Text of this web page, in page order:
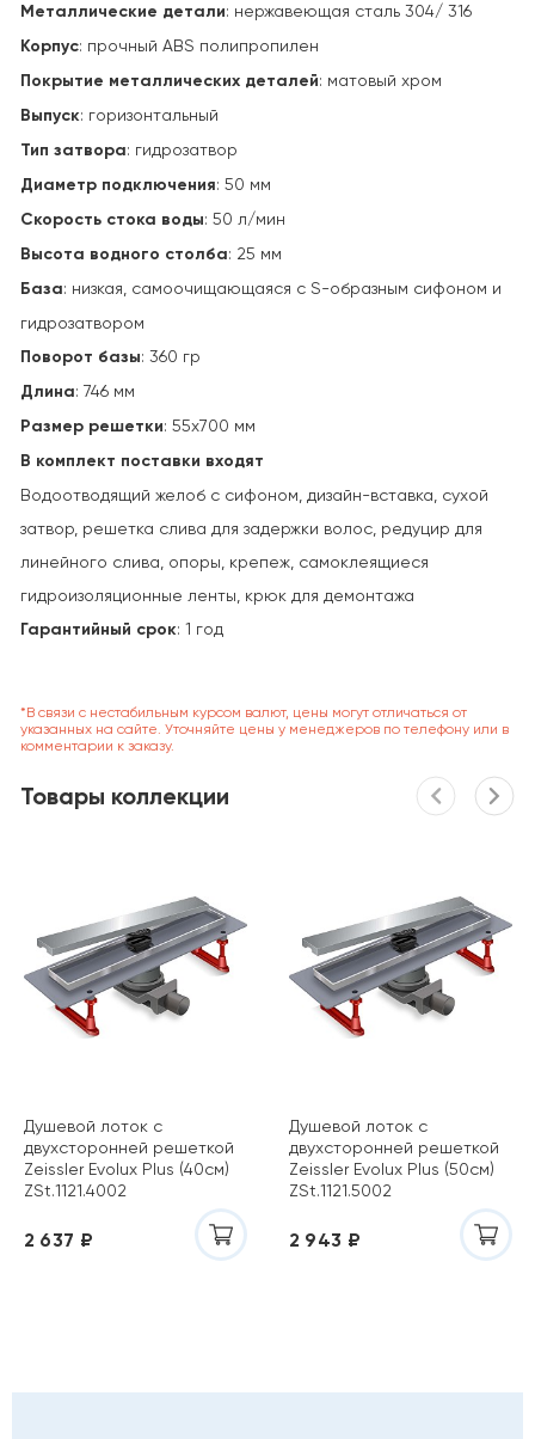
Металлические детали: нержавеющая сталь 304/ 316
Корпус: прочный ABS полипропилен
Покрытие металлических деталей: матовый хром
Выпуск: горизонтальный
Тип затвора: гидрозатвор
Диаметр подключения: 50 мм
Скорость стока воды: 50 л/мин
Высота водного столба: 25 мм
База: низкая, самоочищающаяся с S-образным сифоном и
гидрозатвором
Поворот базы: 360 гр
Длина: 746 мм
Размер решетки: 55х700 мм
В комплект поставки входят
Водоотводящий желоб с сифоном, дизайн-вставка, сухой
затвор, решетка слива для задержки волос, редуцир для
линейного слива, опоры, крепеж, самоклеящиеся
гидроизоляционные ленты, крюк для демонтажа
Гарантийный срок: 1 год
*В связи с нестабильным курсом валют, цены могут отличаться от
указанных на сайте. Уточняйте цены у менеджеров по телефону или в
комментарии к заказу.
Товары коллекции
Душевой лоток с
двухсторонней решеткой
Zeissler Evolux Plus (40см)
ZSt.1121.4002
2 637 ₽
Душевой лоток с
двухсторонней решеткой
Zeissler Evolux Plus (50см)
ZSt.1121.5002
2 943 ₽